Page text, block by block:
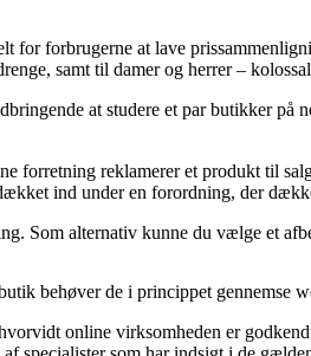
for forbrugerne at lave
samt til damer og herrer –
at studere et par butikker
forretning reklamerer et produkt til
ind under en forordning, der
Som alternativ kunne du vælge et
behøver de i princippet gennemse
online virksomheden er